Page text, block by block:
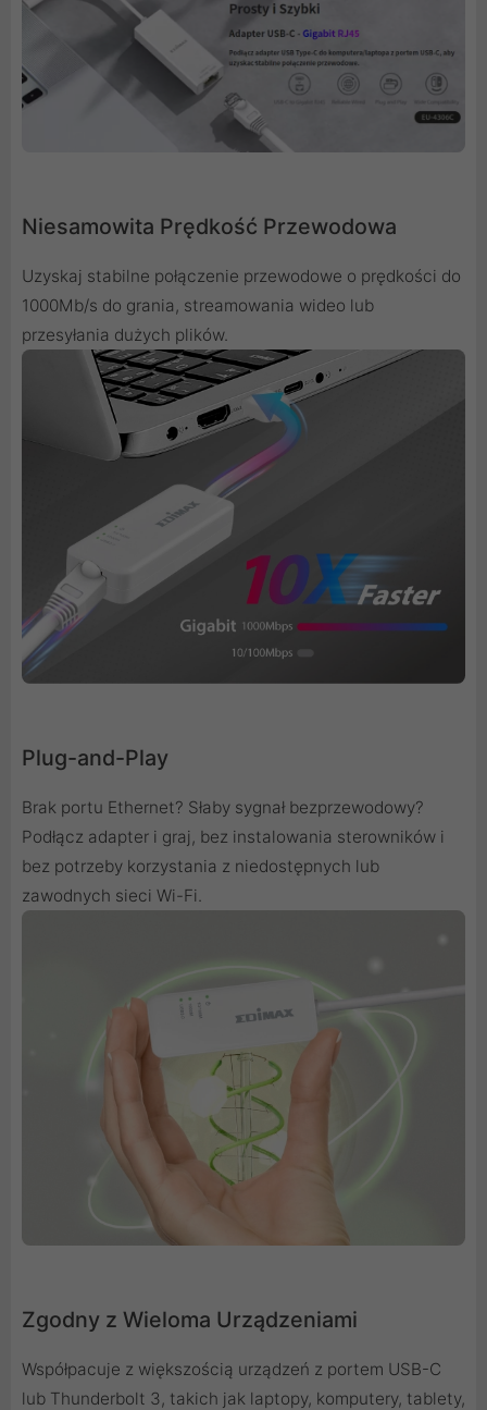
Niesamowita Prędkość Przewodowa
Uzyskaj stabilne połączenie przewodowe o prędkości do
1000Mb/s do grania, streamowania wideo lub
przesyłania dużych plików.
Plug-and-Play
Brak portu Ethernet? Słaby sygnał bezprzewodowy?
Podłącz adapter i graj, bez instalowania sterowników i
bez potrzeby korzystania z niedostępnych lub
zawodnych sieci Wi-Fi.
Zgodny z Wieloma Urządzeniami
Współpacuje z większością urządzeń z portem USB-C
lub Thunderbolt 3, takich jak laptopy, komputery, tablety,